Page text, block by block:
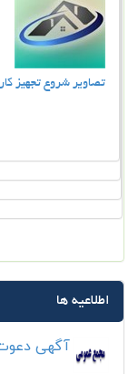
تصاویر شروع تجهیز
اطلاعیه ها
آگهی